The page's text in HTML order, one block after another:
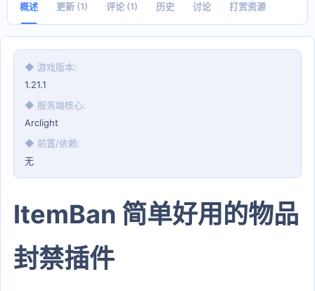
概述 更新 (1) 评论 (1) 历史 讨论 打赏资源
◆ 游戏版本
1.21.1
◆ 服务端核心
Arclight
◆ 前置/依赖
无
ItemBan 简单好用的物品
封禁插件​